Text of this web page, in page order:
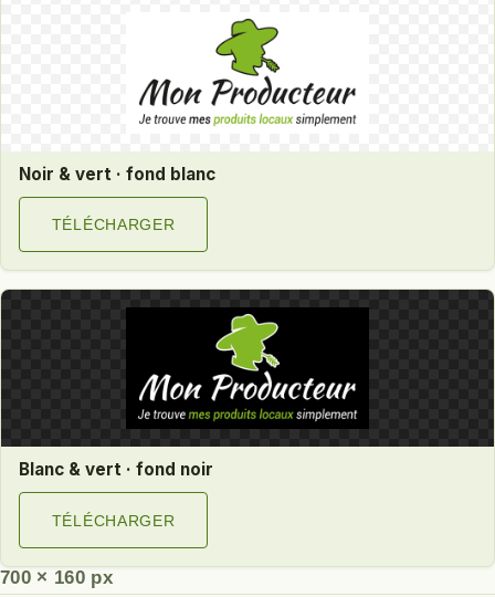
Noir & vert · fond blanc
TÉLÉCHARGER
Blanc & vert · fond noir
TÉLÉCHARGER
700 × 160 px